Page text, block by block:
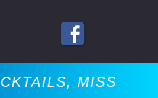
MANNEQUINS,